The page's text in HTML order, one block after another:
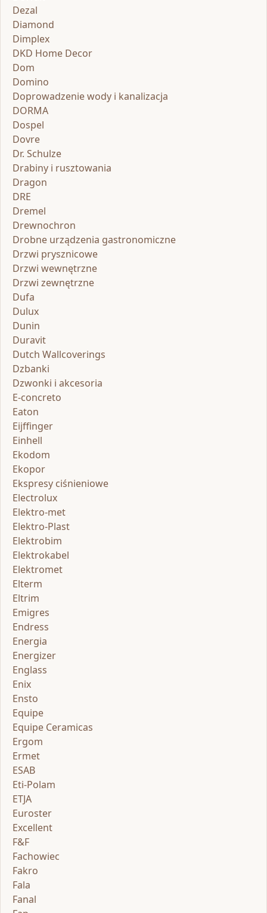
Dezal
Diamond
Dimplex
DKD Home Decor
Dom
Domino
Doprowadzenie wody i kanalizacja
DORMA
Dospel
Dovre
Dr. Schulze
Drabiny i rusztowania
Dragon
DRE
Dremel
Drewnochron
Drobne urządzenia gastronomiczne
Drzwi prysznicowe
Drzwi wewnętrzne
Drzwi zewnętrzne
Dufa
Dulux
Dunin
Duravit
Dutch Wallcoverings
Dzbanki
Dzwonki i akcesoria
E-concreto
Eaton
Eijffinger
Einhell
Ekodom
Ekopor
Ekspresy ciśnieniowe
Electrolux
Elektro-met
Elektro-Plast
Elektrobim
Elektrokabel
Elektromet
Elterm
Eltrim
Emigres
Endress
Energia
Energizer
Englass
Enix
Ensto
Equipe
Equipe Ceramicas
Ergom
Ermet
ESAB
Eti-Polam
ETJA
Euroster
Excellent
F&F
Fachowiec
Fakro
Fala
Fanal